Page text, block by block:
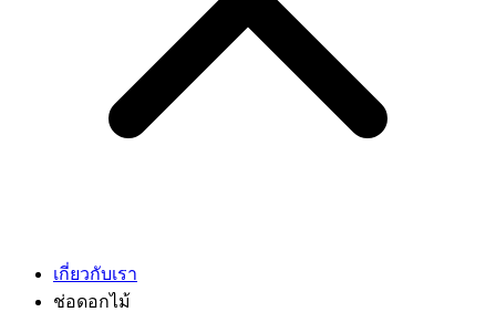
เกี่ยวกับเรา
ช่อดอกไม้